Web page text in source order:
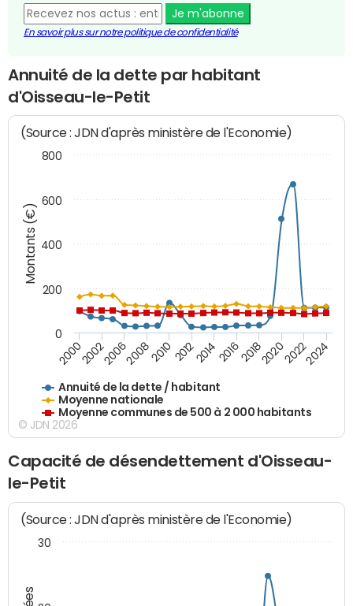
Je m'abonne
En savoir plus sur notre politique de confidentialité
Annuité de la dette par habitant
d'Oisseau-le-Petit
Montants (€)
(Source : JDN d'après ministère de l'Economie)
Annuité de la dette / habitant
Moyenne nationale
Moyenne communes de 500 à 2 000 habitants
20002002200620082010 2012201420162018202020222024
0
200
400
600
800
© JDN 2026
Capacité de désendettement d'Oisseau-
le-Petit
(Source : JDN d'après ministère de l'Economie)
30